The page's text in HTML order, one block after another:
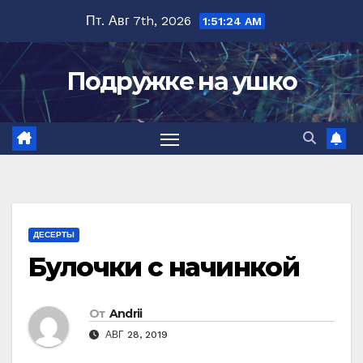
содержимому
Пт. Авг 7th, 2026 1:51:25 AM
Подружке на ушко
ДЕСЕРТЫ
Булочки с начинкой
От Andrii
АВГ 28, 2019